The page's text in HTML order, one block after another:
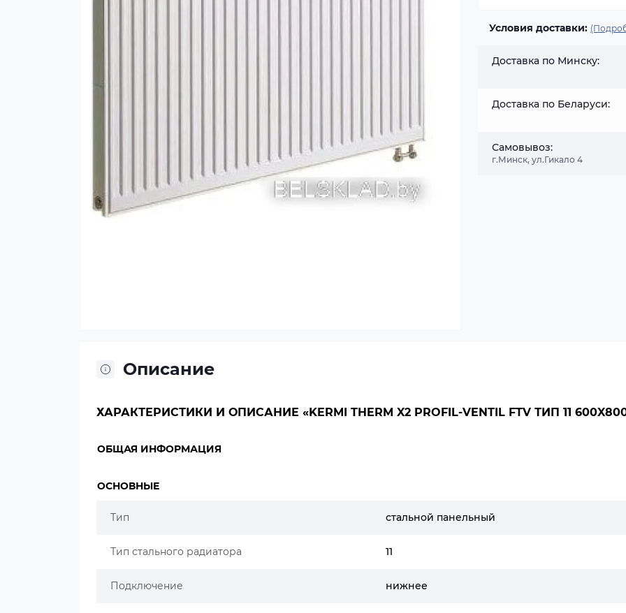
Условия доставки:
Доставка по Минску:
Доставка по Беларуси:
Самовывоз:
г.Минск, ул.Гикало 4
Описание
ХАРАКТЕРИСТИКИ И ОПИСАНИЕ «KERMI THERM X2 PROFIL-VENTIL FTV ТИП 11
ОБЩАЯ ИНФОРМАЦИЯ
ОСНОВНЫЕ
Тип стальной панельный
Тип стального радиатора 11
Подключение нижнее